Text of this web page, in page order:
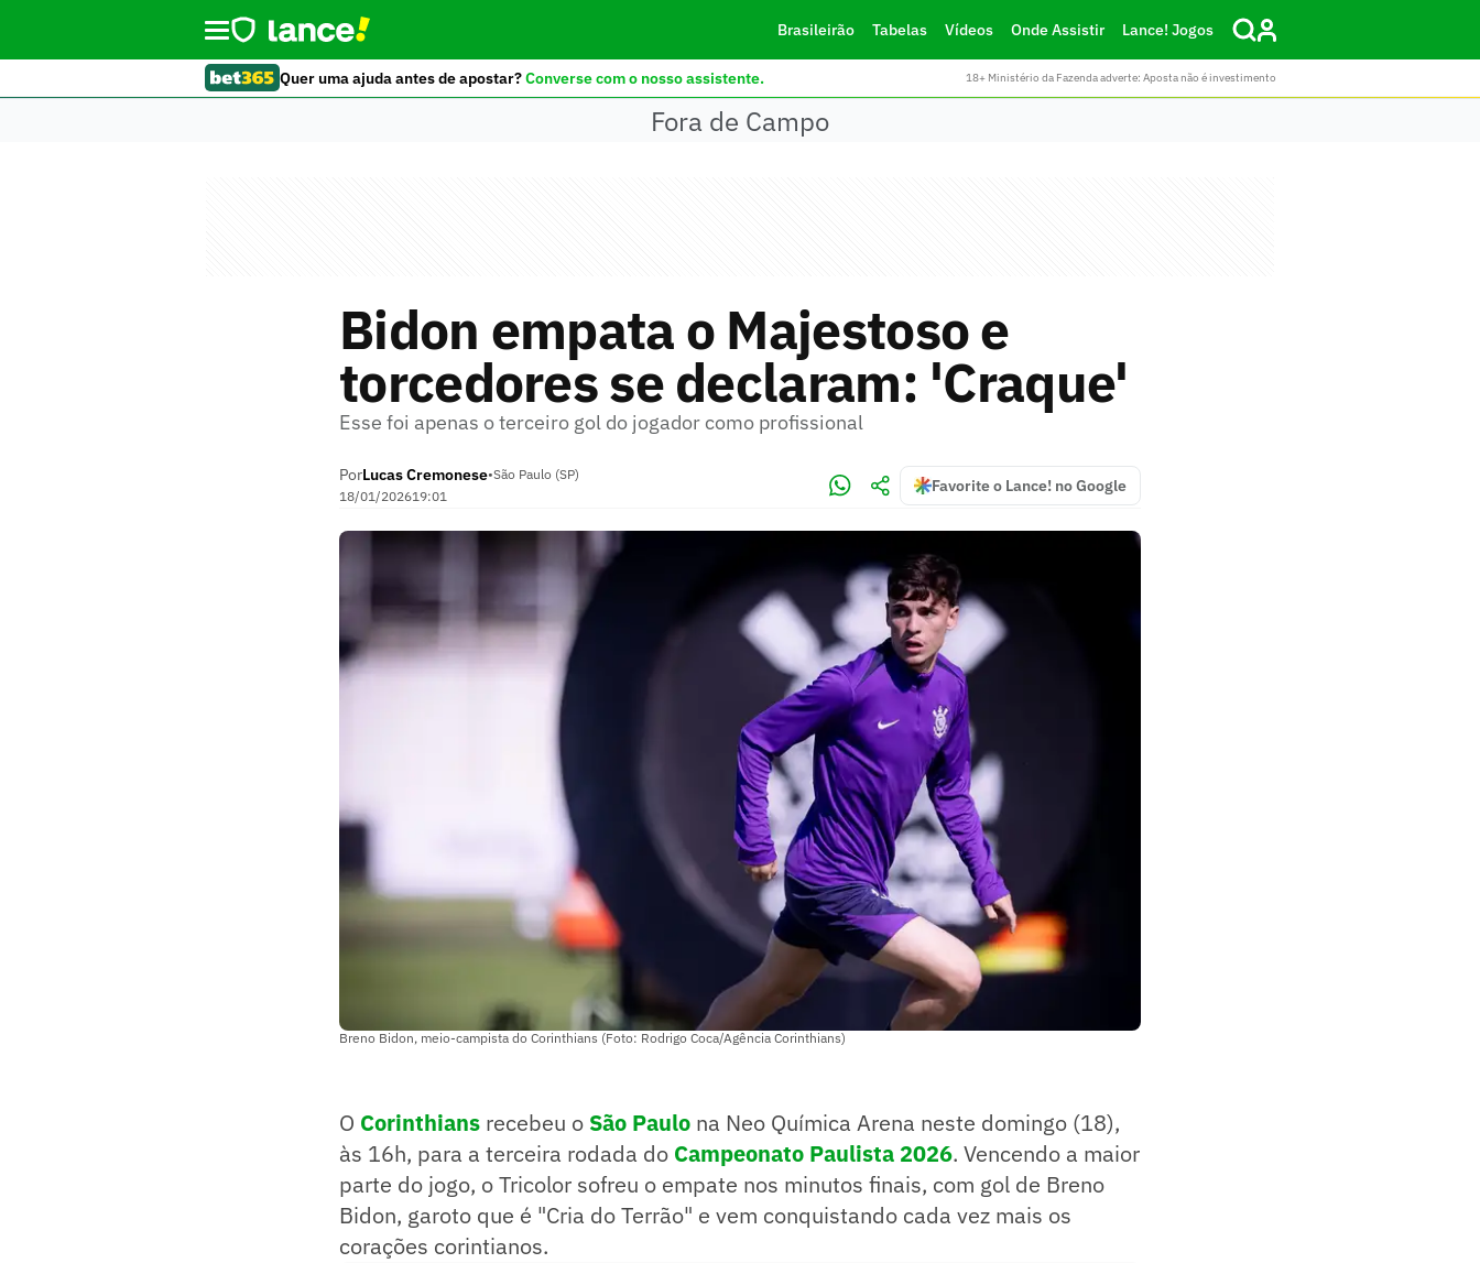
Brasileirão Tabelas Vídeos Onde Assistir Lance! Jogos
Quer uma ajuda antes de apostar?Converse com o nosso assistente. 18+ Ministério da Fazenda adverte: Aposta não é investimento
Fora de Campo
Bidon empata o Majestoso e
torcedores se declaram: 'Craque'
Esse foi apenas o terceiro gol do jogador como profissional
PorLucas Cremonese•São Paulo (SP)
18/01/202619:01
Favorite o Lance! no Google
Breno Bidon, meio-campista do Corinthians (Foto: Rodrigo Coca/Agência Corinthians)
O Corinthians recebeu o São Paulo na Neo Química Arena neste domingo (18),
às 16h, para a terceira rodada do Campeonato Paulista 2026. Vencendo a maior
parte do jogo, o Tricolor sofreu o empate nos minutos finais, com gol de Breno
Bidon, garoto que é "Cria do Terrão" e vem conquistando cada vez mais os
corações corintianos.